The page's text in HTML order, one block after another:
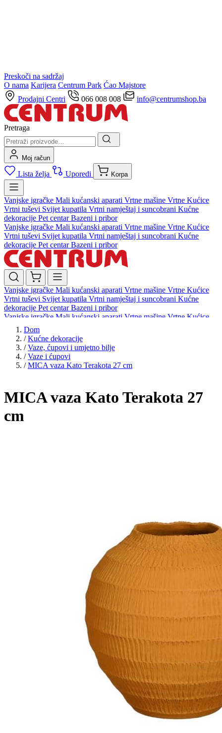
Preskoči na sadržaj
O nama Karijera Centrum Park Ćao Majstore
Prodajni Centri
066 008 008 info@centrumshop.ba
Pretraga
Moj račun
Lista želja Uporedi Korpa
Vanjske igračke Mali kućanski aparati Vrtne mašine Vrtne Kućice
Vrtni tuševi Svijet kupatila Vrtni namještaj i suncobrani Kućne
dekoracije Pet centarBazeni i pribor
Vanjske igračke Mali kućanski aparati Vrtne mašine Vrtne Kućice
Vrtni tuševi Svijet kupatila Vrtni namještaj i suncobrani Kućne
dekoracije Pet centarBazeni i pribor
Vanjske igračke Mali kućanski aparati Vrtne mašine Vrtne Kućice
Vrtni tuševi Svijet kupatila Vrtni namještaj i suncobrani Kućne
dekoracije Pet centarBazeni i pribor
Vanjske igračke Mali kućanski aparati Vrtne mašine Vrtne Kućice
Vrtni tuševi
dekoracijePet centar Bazeni i pribor
Dom
/ Kućne dekoracije
/ Vaze, ćupovi i umjetno bilje
/ Vaze i ćupovi
/ MICA vaza Kato Terakota 27 cm
MICA vaza Kato Terakota 27
cm